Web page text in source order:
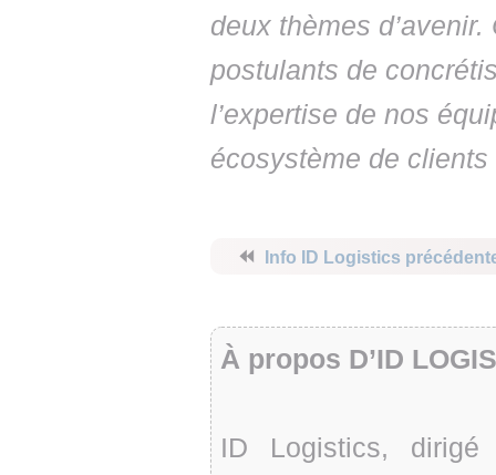
deux thèmes
postulants de
l’expertise de nos
écosystème de
⏪ Info ID Logistics
À propos D’ID
ID Logistics,